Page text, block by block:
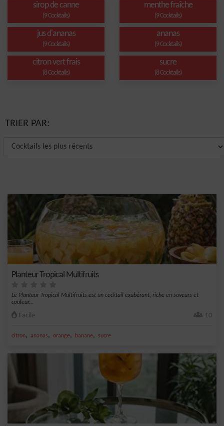
sirop de canne
(9 Cocktails)
menthe fraîche
(9 Cocktails)
jus d'ananas
(9 Cocktails)
ananas
(9 Cocktails)
citron vert frais
(8 Cocktails)
sucre
(8 Cocktails)
TRIER PAR:
Planteur Tropical Multifruits
Le Planteur Tropical Multifruits est un cocktail exubérant, riche en saveurs et
couleur...
Facile 10
citron, ananas, orange, banane, sucre